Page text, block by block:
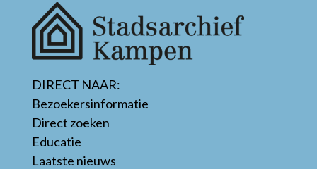
DIRECT NAAR:
Bezoekersinformatie
Direct zoeken
Educatie
Laatste nieuws